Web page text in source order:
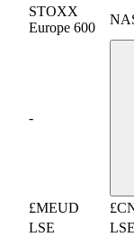
STOXX
Europe 600
-
£MEUD
LSE